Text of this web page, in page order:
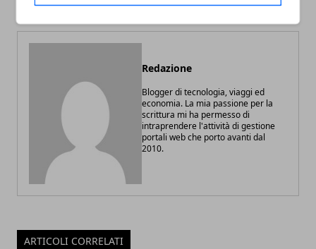
Redazione
Blogger di tecnologia, viaggi ed
economia. La mia passione per la
scrittura mi ha permesso di
intraprendere l'attività di gestione
portali web che porto avanti dal
2010.
ARTICOLI CORRELATI